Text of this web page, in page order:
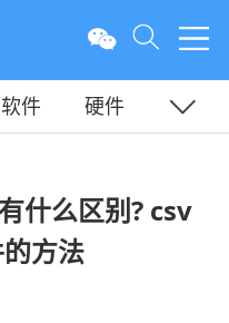
软件
硬件
什么区别? csv
方法